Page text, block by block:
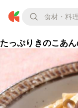
たっぷりきのこあ